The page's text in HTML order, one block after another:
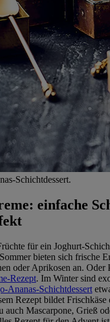
Schichtdessert.
einfache
für ein Joghurt-
bieten sich frische
oder Aprikosen an. Oder
Rezept. Im Winter sind
Ananas-Schichtdessert
Rezept bildet Frischkäse
auch Mascarpone, Grieß